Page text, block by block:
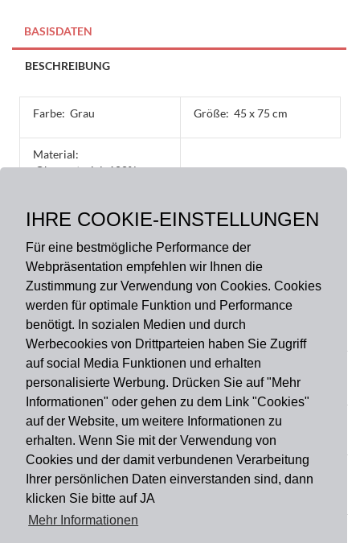
IHRE COOKIE-EINSTELLUNGEN
Für eine bestmögliche Performance der
Webpräsentation empfehlen wir Ihnen die
Zustimmung zur Verwendung von Cookies. Cookies
werden für optimale Funktion und Performance
benötigt. In sozialen Medien und durch
Werbecookies von Drittparteien haben Sie Zugriff
auf social Media Funktionen und erhalten
personalisierte Werbung. Drücken Sie auf "Mehr
Informationen" oder gehen zu dem Link "Cookies"
auf der Website, um weitere Informationen zu
erhalten. Wenn Sie mit der Verwendung von
Cookies und der damit verbundenen Verarbeitung
Ihrer persönlichen Daten einverstanden sind, dann
klicken Sie bitte auf JA
Mehr Informationen
cm
-
preiswert
stilvoll
quantity
BASISDATEN
BESCHREIBUNG
Farbe: Grau Größe: 45 x 75 cm
Material:
Obermaterial: 100%
rutschfest
Zahlungsart
Versandart
Du findest uns auch auf
Informationen
Impressum Widerruf